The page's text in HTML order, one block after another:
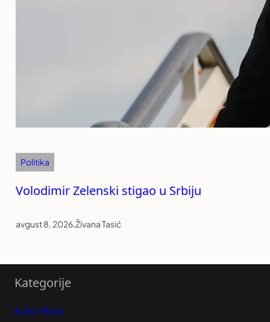
Politika
Volodimir Zelenski stigao u Srbiju
avgust 8, 2026.Živana Tasić
Kategorije
Auto-Moto